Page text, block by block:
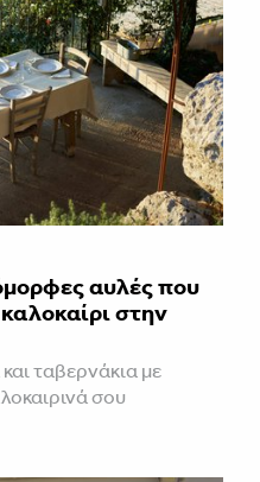
αυλές που
στην
ταβερνάκια με
σου